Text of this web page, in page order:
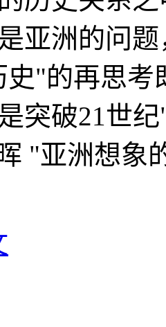
亚洲的问
史"的再思考
突破21世
"亚洲想象